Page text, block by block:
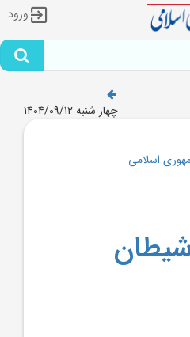
ورود
چهار شنبه 1404/09/12
اسلامی